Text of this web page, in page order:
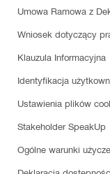
Umowa Ramowa z
Wniosek dotyczący
Klauzula Informacyjna
Identyfikacja
Ustawienia plików
Stakeholder SpeakUp
Ogólne warunki